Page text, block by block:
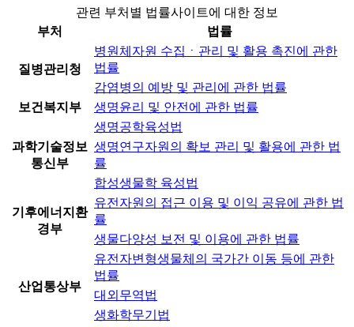
관련 부처별 법률사이트에 대한 정보
부처
법률
질병관리청
병원체자원 수집ㆍ관리 및 활용 촉진에 관한
법률
감염병의 예방 및 관리에 관한 법률
보건복지부
생명윤리 및 안전에 관한 법률
과학기술정보
통신부
생명공학육성법
생명연구자원의 확보 관리 및 활용에 관한 법
률
합성생물학 육성법
기후에너지환
경부
유전자원의 접근 이용 및 이익 공유에 관한 법
률
생물다양성 보전 및 이용에 관한 법률
산업통상부
유전자변형생물체의 국가간 이동 등에 관한
법률
대외무역법
생화학무기법